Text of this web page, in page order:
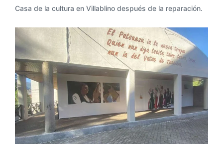
Casa de la cultura en Villablino después de la reparación.